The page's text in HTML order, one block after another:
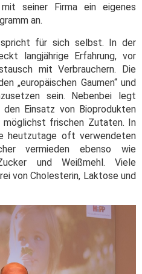
seiner Firma ein eigenes
an.
spricht für sich selbst. In der
langjährige Erfahrung, vor
mit Verbrauchern. Die
„europäischen Gaumen“ und
sein. Nebenbei legt
Einsatz von Bioprodukten
frischen Zutaten. In
heutzutage oft verwendeten
vermieden ebenso wie
und Weißmehl. Viele
von Cholesterin, Laktose und